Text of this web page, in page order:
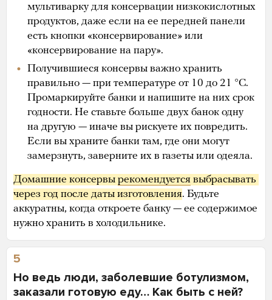
мультиварку для консервации низкокислотных
продуктов, даже если на ее передней панели
есть кнопки «консервирование» или
«консервирование на пару».
Получившиеся консервы важно хранить
правильно — при температуре от 10 до 21 °С.
Промаркируйте банки и напишите на них срок
годности. Не ставьте больше двух банок одну
на другую — иначе вы рискуете их повредить.
Если вы храните банки там, где они могут
замерзнуть, заверните их в газеты или одеяла.
Домашние консервы рекомендуется выбрасывать
через год после даты изготовления. Будьте
аккуратны, когда откроете банку — ее содержимое
нужно хранить в холодильнике.
5
Но ведь люди, заболевшие ботулизмом,
заказали готовую еду… Как быть с ней?